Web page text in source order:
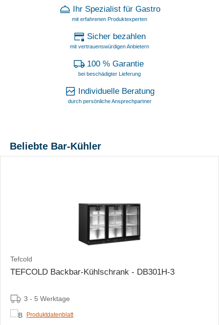
Ihr Spezialist für Gastro
mit erfahrenen Produktexperten
Sicher bezahlen
mit vertrauenswürdigen Anbietern
100 % Garantie
bei beschädigter Lieferung
Individuelle Beratung
durch persönliche Ansprechpartner
Beliebte Bar-Kühler
Tefcold
TEFCOLD Backbar-Kühlschrank - DB301H-3
3 - 5 Werktage
Produktdatenblatt